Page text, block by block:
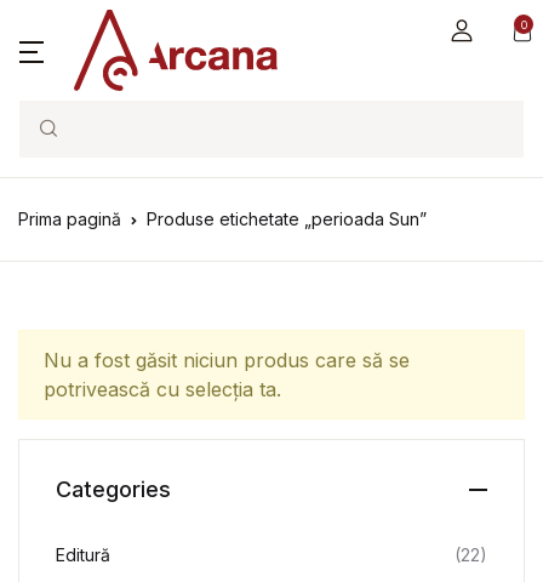
0
Search
Prima pagină Produse etichetate „perioada Sun”
Nu a fost găsit niciun produs care să se
potrivească cu selecția ta.
Categories
Editură (22)